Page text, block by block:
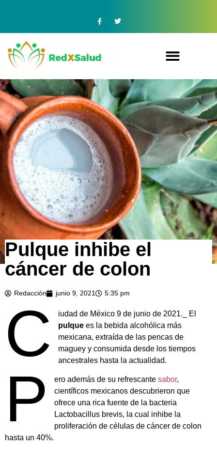
Pulque inhibe el
cáncer de colon
Redacción junio 9, 2021 5:35 pm
C
iudad de México 9 de junio de 2021._ El
pulque es la bebida alcohólica más
mexicana, extraída de las pencas de
maguey y consumida desde los tiempos
ancestrales hasta la actualidad.
P ero además de su refrescantesabor,
científicos mexicanos descubrieron que
ofrece una rica fuente de la bacteria
Lactobacillus brevis, la cual inhibe la
proliferación de células de cáncer de colon
hasta un 40%.